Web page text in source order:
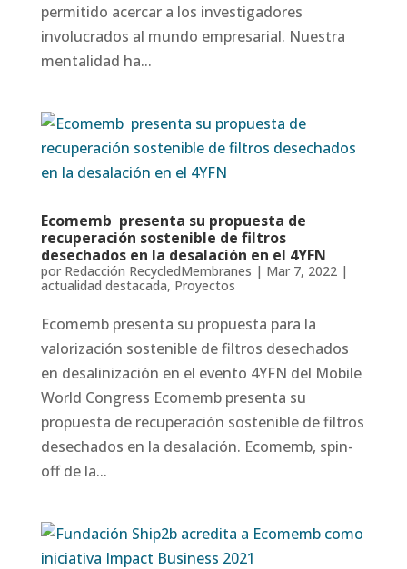
permitido acercar a los investigadores
involucrados al mundo empresarial. Nuestra
mentalidad ha...
Ecomemb presenta su propuesta de
recuperación sostenible de filtros
desechados en la desalación en el 4YFN
por Redacción RecycledMembranes | Mar 7, 2022|
actualidad destacada, Proyectos
Ecomemb presenta su propuesta para la
valorización sostenible de filtros desechados
en desalinización en el evento 4YFN del Mobile
World Congress Ecomemb presenta su
propuesta de recuperación sostenible de filtros
desechados en la desalación. Ecomemb, spin-
off de la...